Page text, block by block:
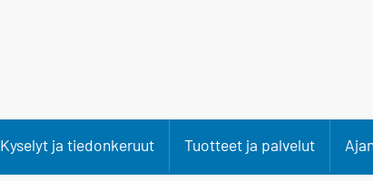
Kyselyt ja tiedonkeruut Tuotteet ja palvelut